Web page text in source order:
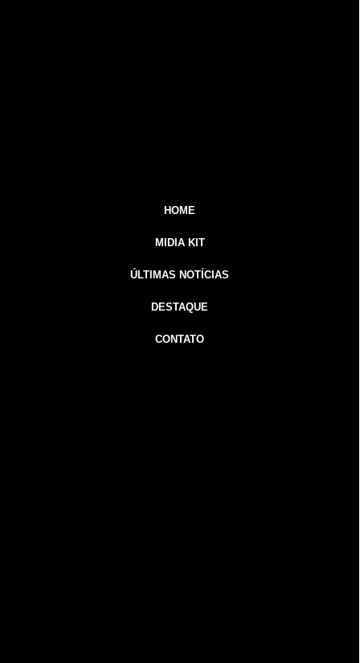
HOME
MIDIA KIT
ÚLTIMAS NOTÍCIAS
DESTAQUE
CONTATO